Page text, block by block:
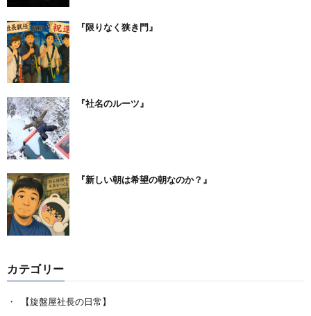
『限りなく狭き門』
『社名のルーツ』
『新しい朝は希望の朝なのか？』
カテゴリー
【旋盤屋社長の日常】